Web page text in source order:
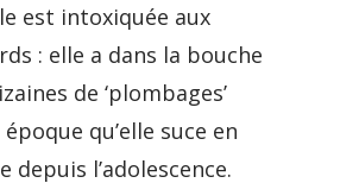
est intoxiquée aux
: elle a dans la bouche
de ‘plombages’
qu’elle suce en
depuis l’adolescence.